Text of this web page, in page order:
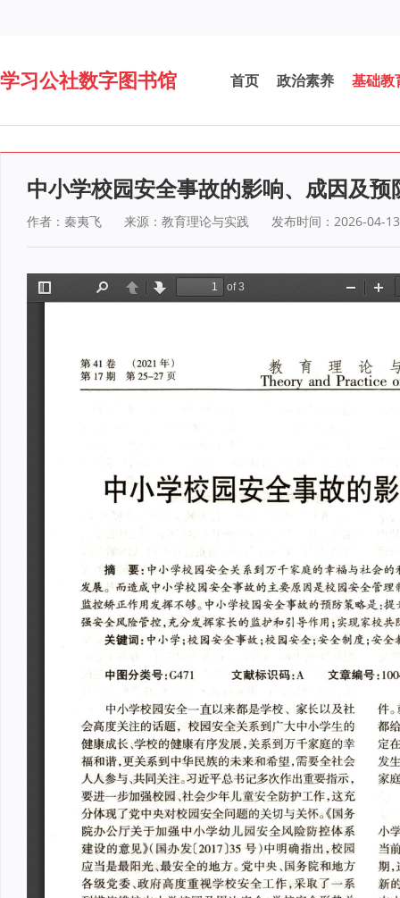
学习公社数字图书馆 首页 政治素养 基础教
中小学校园安全事故的影响、成因及预
作者：秦夷飞 来源：教育理论与实践 发布时间：2026-04-13